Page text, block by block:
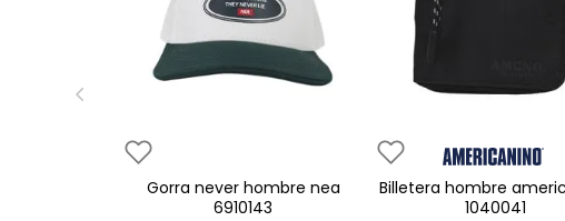
gorra never hombre nea
6910143
billetera hombre americanino
1040041